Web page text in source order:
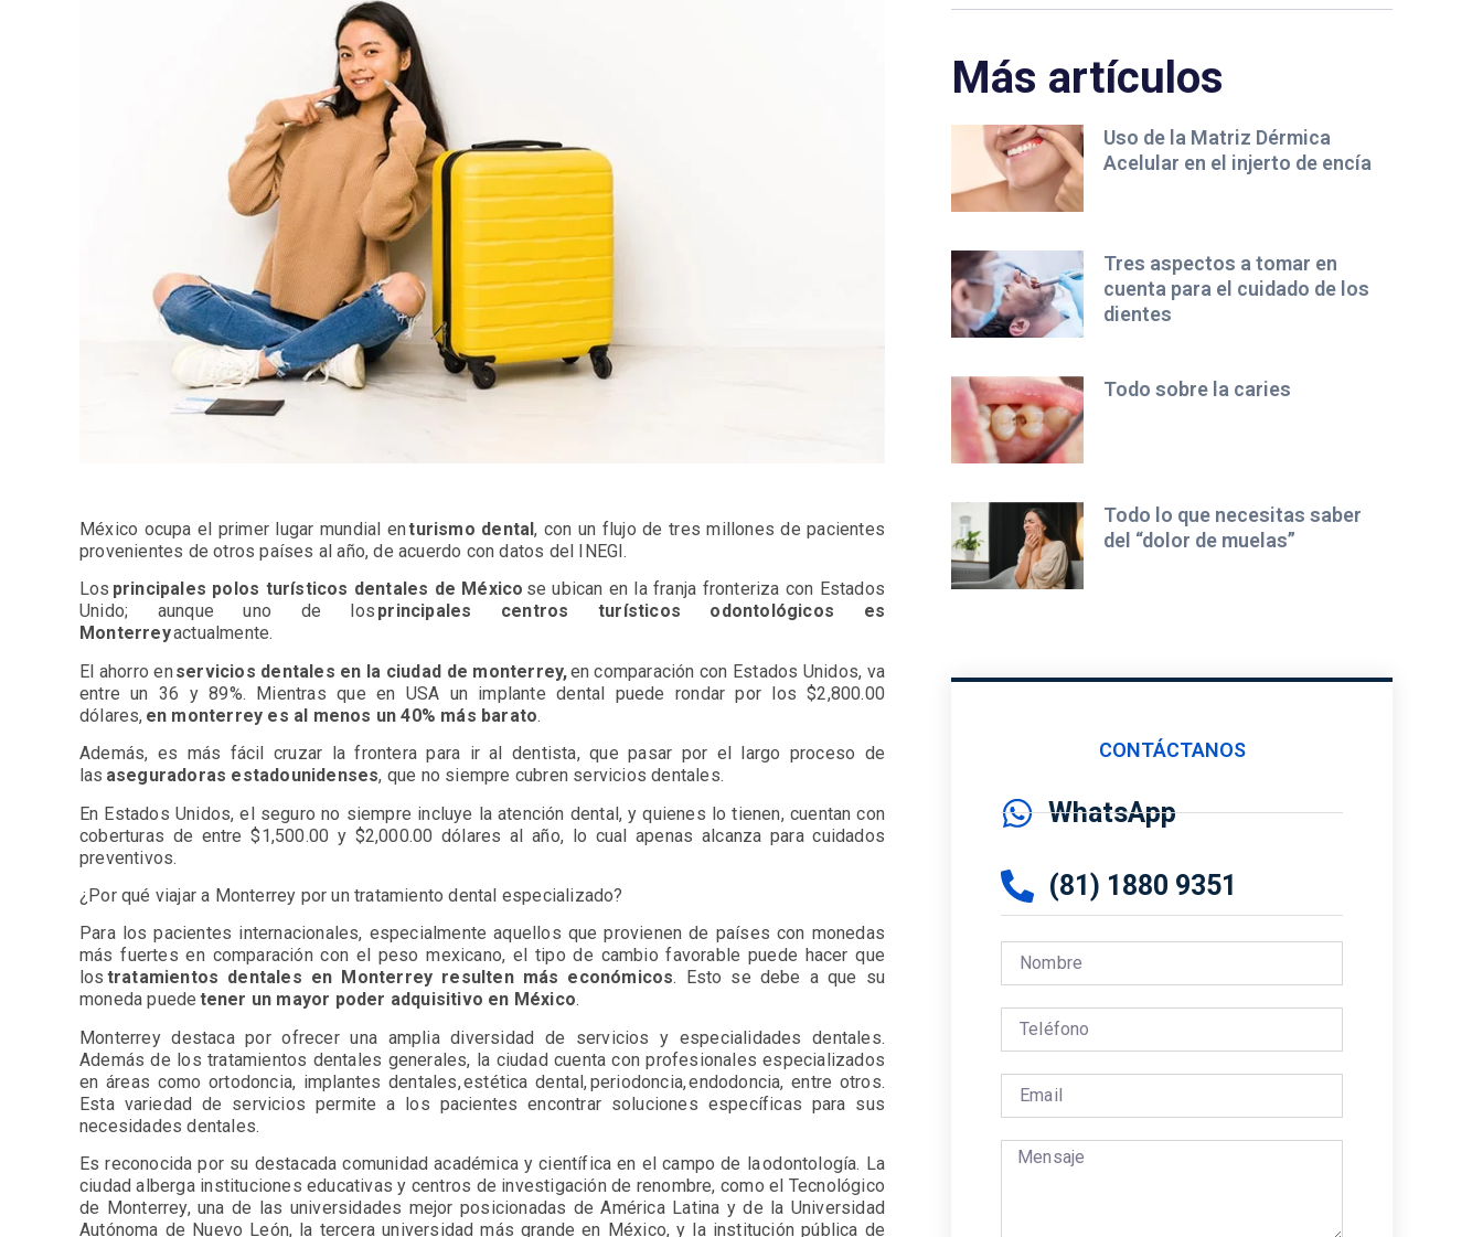
México ocupa el primer lugar mundial enturismo dental, con un flujo de tres millones de pacientes
provenientes de otros países al año, de acuerdo con datos del INEGI.
Los principales polos turísticos dentales de México se ubican en la franja fronteriza con Estados
Unido; aunque uno de los principales centros turísticos odontológicos es
Monterreyactualmente.
El ahorro en servicios dentales en la ciudad de monterrey,en comparación con Estados Unidos, va
entre un 36 y 89%. Mientras que en USA un implante dental puede rondar por los $2,800.00
dólares, en monterrey es al menos un 40% más barato.
Además, es más fácil cruzar la frontera para ir al dentista, que pasar por el largo proceso de
las aseguradoras estadounidenses, que no siempre cubren servicios dentales.
En Estados Unidos, el seguro no siempre incluye la atención dental, y quienes lo tienen, cuentan con
coberturas de entre $1,500.00 y $2,000.00 dólares al año, lo cual apenas alcanza para cuidados
preventivos.
¿Por qué viajar a Monterrey por un tratamiento dental especializado?
Para los pacientes internacionales, especialmente aquellos que provienen de países con monedas
más fuertes en comparación con el peso mexicano, el tipo de cambio favorable puede hacer que
los tratamientos dentales en Monterrey resulten más económicos. Esto se debe a que su
moneda puede tener un mayor poder adquisitivo en México.
Monterrey destaca por ofrecer una amplia diversidad de servicios y especialidades dentales.
Además de los tratamientos dentales generales, la ciudad cuenta con profesionales especializados
en áreas como ortodoncia, implantes dentales, estética dental, periodoncia, endodoncia, entre otros.
Esta variedad de servicios permite a los pacientes encontrar soluciones específicas para sus
necesidades dentales.
Es reconocida por su destacada comunidad académica y científica en el campo de la odontología. La
ciudad alberga instituciones educativas y centros de investigación de renombre, como el Tecnológico
de Monterrey, una de las universidades mejor posicionadas de América Latina y de la Universidad
Autónoma de Nuevo León, la tercera universidad más grande en México, y la institución pública de
Más artículos
Uso de la Matriz Dérmica
Acelular en el injerto de encía
Tres aspectos a tomar en
cuenta para el cuidado de los
dientes
Todo sobre la caries
Todo lo que necesitas saber
del “dolor de muelas”
CONTÁCTANOS
WhatsApp
(81) 1880 9351